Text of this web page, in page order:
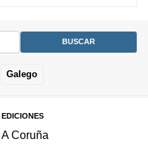
Galego
EDICIONES
A Coruña